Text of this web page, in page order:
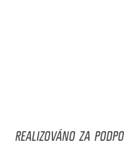
REALIZOVÁNO ZA